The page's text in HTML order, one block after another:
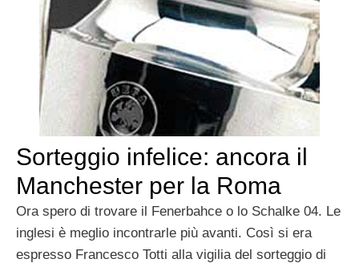
Sorteggio infelice: ancora il
Manchester per la Roma
Ora spero di trovare il Fenerbahce o lo Schalke 04. Le
inglesi è meglio incontrarle più avanti. Così si era
espresso Francesco Totti alla vigilia del sorteggio di